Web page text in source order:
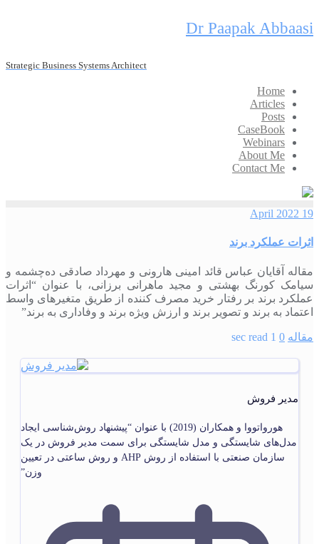
Skip
to
Dr Paapak Abbaasi
Strategic Business Systems Architect
Home
Articles
Posts
CaseBook
Webinars
About Me
Contact Me
19 April 2022
اثرات عملکرد برند
مقاله آقایان عباس قائد امینی هارونی و مهرداد صادقی ده‌چشمه و
سیامک کورنگ بهشتی و مجید ماهرانی برزانی، با عنوان “اثرات
عملکرد برند بر رفتار خرید مصرف کننده از طریق متغیرهای واسط
اعتماد به برند و تصویر برند و ارزش ویژه برند و وفاداری به برند”
مقاله 0
1 sec read
مدیر فروش
هورواتووا و همکاران (2019) با عنوان “پیشنهاد روش‌شناسی ایجاد
مدل‌های شایستگی و مدل شایستگی برای سمت مدیر فروش در یک
سازمان صنعتی با استفاده از روش AHP و روش ساعتی در تعیین
وزن”